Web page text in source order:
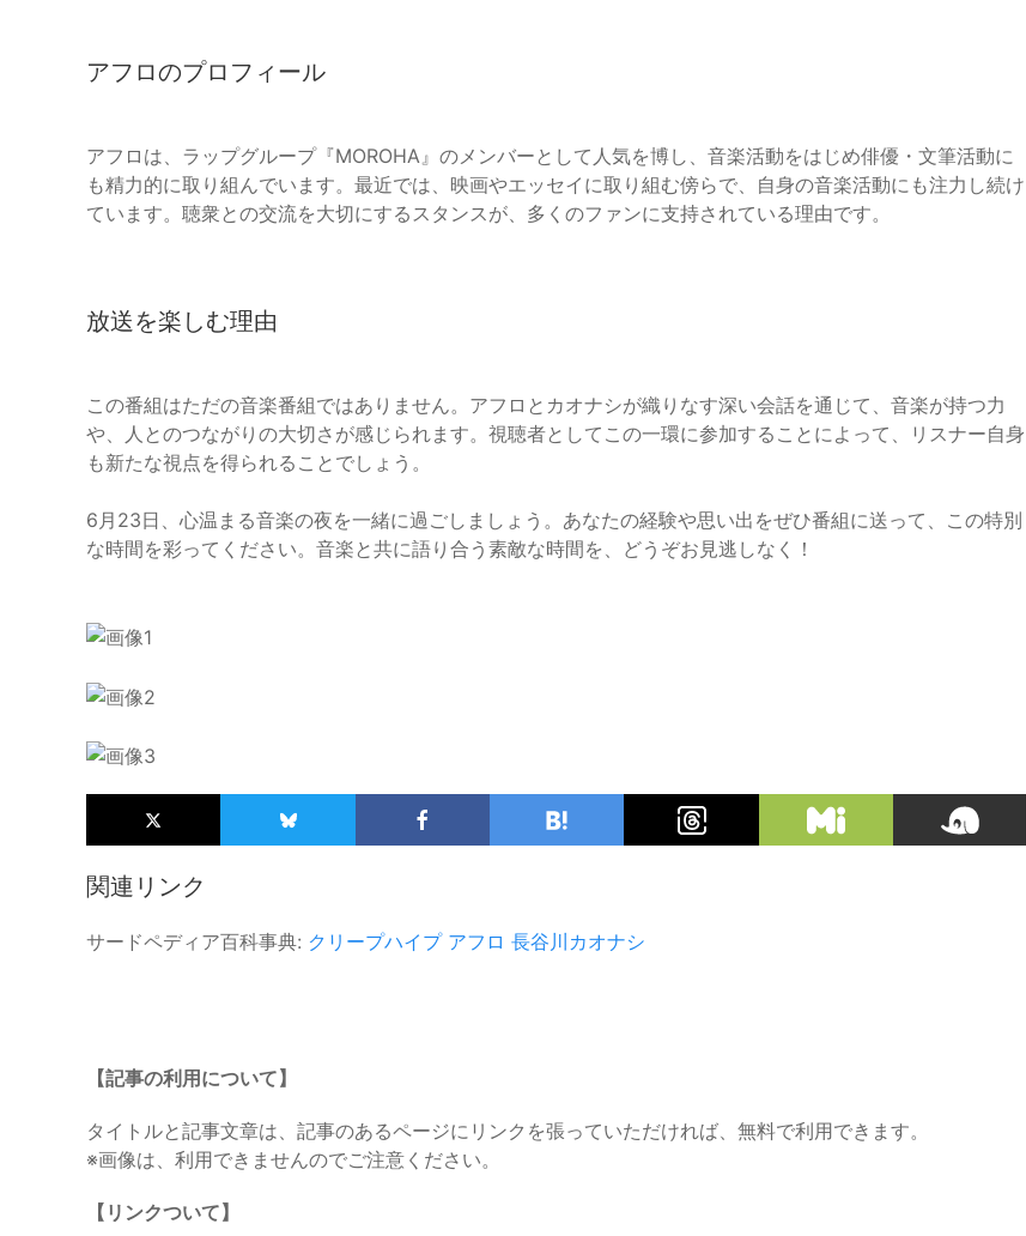
アフロのプロフィール
アフロは、ラップグループ『MOROHA』のメンバーとして人気を博し、音楽活動をはじめ俳優・文筆活動に
も精力的に取り組んでいます。最近では、映画やエッセイに取り組む傍らで、自身の音楽活動にも注力し続け
ています。聴衆との交流を大切にするスタンスが、多くのファンに支持されている理由です。
放送を楽しむ理由
この番組はただの音楽番組ではありません。アフロとカオナシが織りなす深い会話を通じて、音楽が持つ力
や、人とのつながりの大切さが感じられます。視聴者としてこの一環に参加することによって、リスナー自身
も新たな視点を得られることでしょう。
6月23日、心温まる音楽の夜を一緒に過ごしましょう。あなたの経験や思い出をぜひ番組に送って、この特別
な時間を彩ってください。音楽と共に語り合う素敵な時間を、どうぞお見逃しなく！
関連リンク
サードペディア百科事典: クリープハイプ アフロ 長谷川カオナシ
【記事の利用について】
タイトルと記事文章は、記事のあるページにリンクを張っていただければ、無料で利用できます。
※画像は、利用できませんのでご注意ください。
【リンクついて】